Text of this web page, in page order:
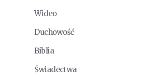
Wideo
Duchowość
Biblia
Świadectwa